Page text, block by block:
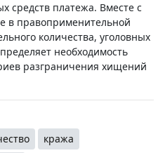
средств платежа. Вместе с
в правоприменительной
количества, уголовных
необходимость
разграничения хищений
кража